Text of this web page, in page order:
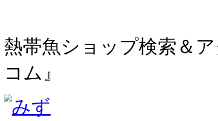
熱帯魚ショップ検索＆
コム』